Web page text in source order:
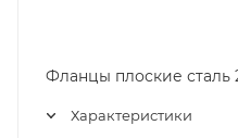
Фланцы плоские сталь
Характеристики